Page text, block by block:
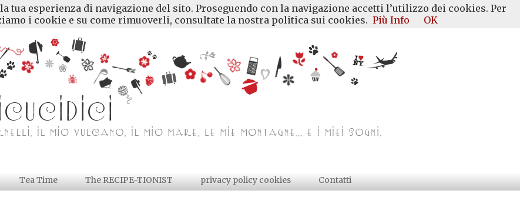
Tea Time The RECIPE-TIONIST privacy policy cookies Contatti
esperienza di navigazione del sito. Proseguendo con la navigazione accetti l’utilizzo dei cookies. Per
i cookie e su come rimuoverli, consultate la nostra politica sui cookies. Più Info OK